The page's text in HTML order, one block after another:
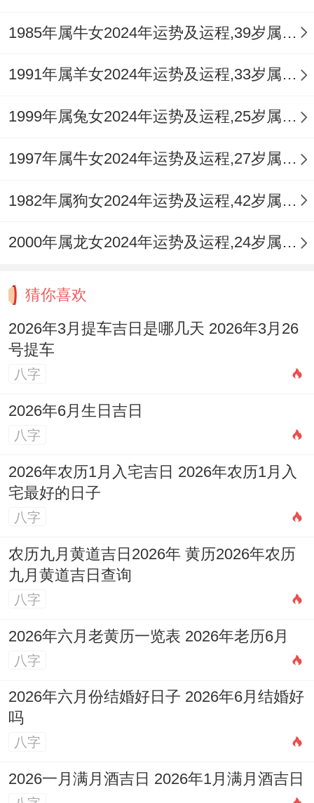
1985年属牛女2024年运势及运程,39岁属牛人2024全年每月运势女性如何
1991年属羊女2024年运势及运程,33岁属羊人2024全年每月运势女性如何
1999年属兔女2024年运势及运程,25岁属兔人2024全年每月运势女性如何
1997年属牛女2024年运势及运程,27岁属牛人2024全年每月运势女性如何
1982年属狗女2024年运势及运程,42岁属狗人2024全年每月运势女性如何
2000年属龙女2024年运势及运程,24岁属龙人2024全年每月运势女性如何
猜你喜欢
2026年3月提车吉日是哪几天 2026年3月26
号提车
八字
2026年6月生日吉日
八字
2026年农历1月入宅吉日 2026年农历1月入
宅最好的日子
八字
农历九月黄道吉日2026年 黄历2026年农历
九月黄道吉日查询
八字
2026年六月老黄历一览表 2026年老历6月
八字
2026年六月份结婚好日子 2026年6月结婚好
吗
八字
2026一月满月酒吉日 2026年1月满月酒吉日